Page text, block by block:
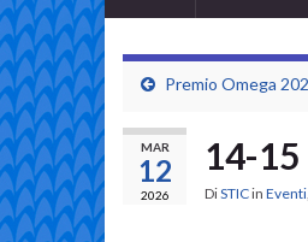
Premio Omega
MAR
12
2026
14-15
DiSTICin Eventi,